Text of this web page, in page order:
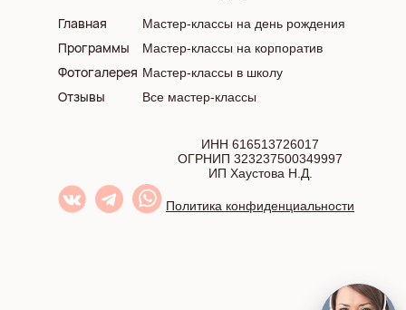
ИНН 616513726017
ОГРНИП 323237500349997
ИП Хаустова Н.Д.
Политика конфиденциальности
Главная
Программы
Фотогалерея
Отзывы
Мастер-классы на день рождения
Мастер-классы на корпоратив
Мастер-классы в школу
Все мастер-классы